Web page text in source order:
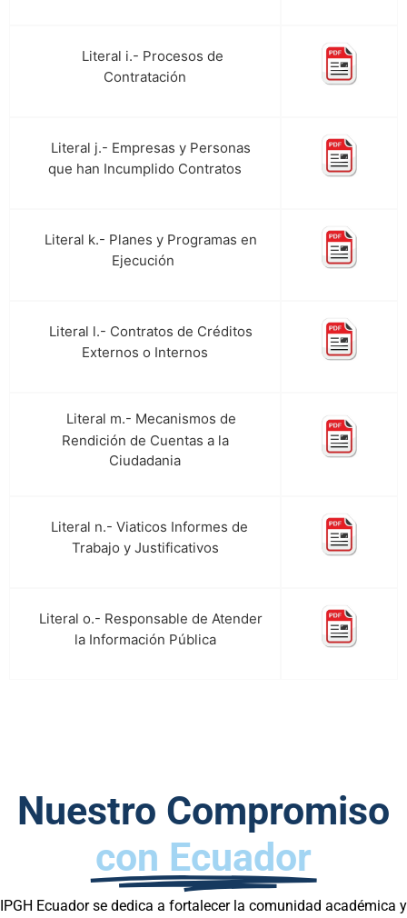
Literal i.- Procesos de
Contratación
Literal j.- Empresas y Personas
que han Incumplido Contratos
Literal k.- Planes y Programas en
Ejecución
Literal l.- Contratos de Créditos
Externos o Internos
Literal m.- Mecanismos de
Rendición de Cuentas a la
Ciudadania
Literal n.- Viaticos Informes de
Trabajo y Justificativos
Literal o.- Responsable de Atender
la Información Pública
Nuestro Compromiso
con Ecuador
IPGH Ecuador se dedica a fortalecer la comunidad académica y